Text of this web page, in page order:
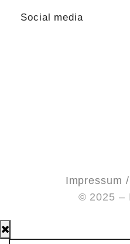
Social media
Impressum
© 2025 –